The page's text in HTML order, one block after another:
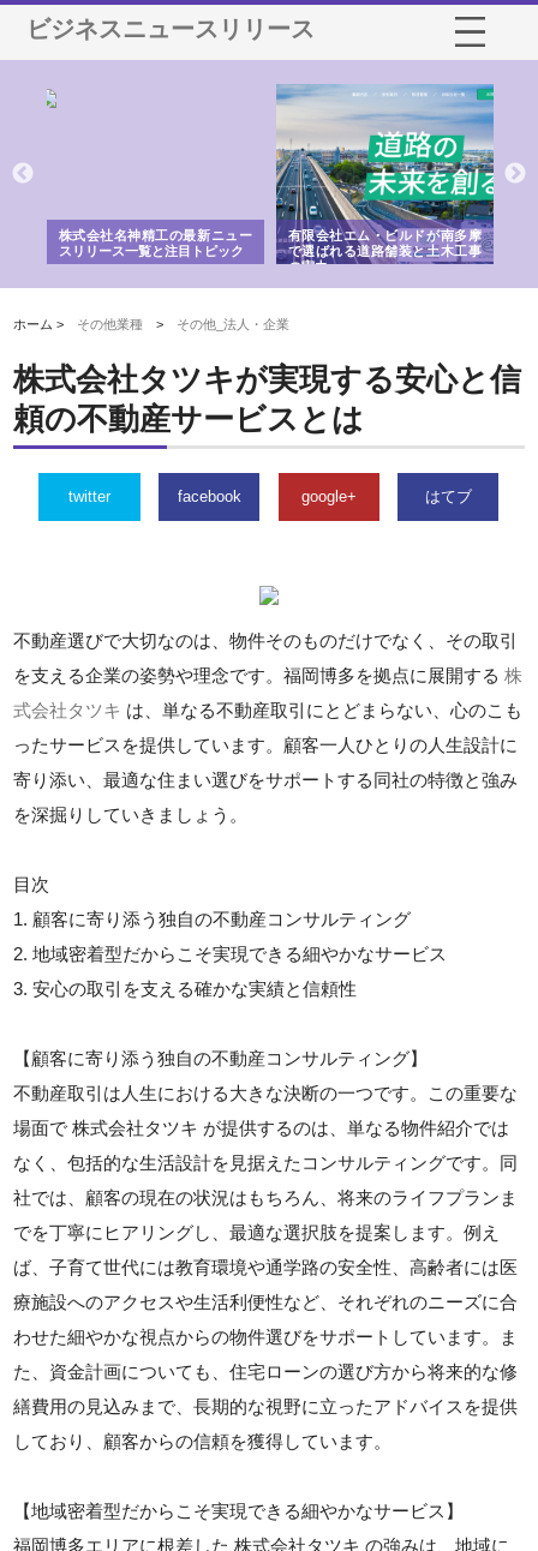
ビジネスニュースリリース
株式会社名神精工の最新ニュー
スリリース一覧と注目トピック
有限会社エム・ビルドが南多摩
で選ばれる道路舗装と土木工事
の実力
ホーム > その他業種 > その他_法人・企業
株式会社タツキが実現する安心と信
頼の不動産サービスとは
twitter facebook google+ はてブ
不動産選びで大切なのは、物件そのものだけでなく、その取引
を支える企業の姿勢や理念です。福岡博多を拠点に展開する株
式会社タツキ は、単なる不動産取引にとどまらない、心のこも
ったサービスを提供しています。顧客一人ひとりの人生設計に
寄り添い、最適な住まい選びをサポートする同社の特徴と強み
を深掘りしていきましょう。
目次
1. 顧客に寄り添う独自の不動産コンサルティング
2. 地域密着型だからこそ実現できる細やかなサービス
3. 安心の取引を支える確かな実績と信頼性
【顧客に寄り添う独自の不動産コンサルティング】
不動産取引は人生における大きな決断の一つです。この重要な
場面で 株式会社タツキ が提供するのは、単なる物件紹介では
なく、包括的な生活設計を見据えたコンサルティングです。同
社では、顧客の現在の状況はもちろん、将来のライフプランま
でを丁寧にヒアリングし、最適な選択肢を提案します。例え
ば、子育て世代には教育環境や通学路の安全性、高齢者には医
療施設へのアクセスや生活利便性など、それぞれのニーズに合
わせた細やかな視点からの物件選びをサポートしています。ま
た、資金計画についても、住宅ローンの選び方から将来的な修
繕費用の見込みまで、長期的な視野に立ったアドバイスを提供
しており、顧客からの信頼を獲得しています。
【地域密着型だからこそ実現できる細やかなサービス】
福岡博多エリアに根差した 株式会社タツキ の強みは、地域に